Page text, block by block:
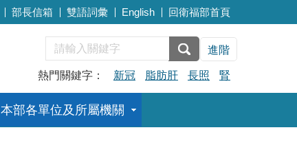
部長信箱 雙語詞彙 English 回衛福部首頁
進階
熱門關鍵字： 新冠 脂肪肝 長照 腎
本部各單位及所屬機關